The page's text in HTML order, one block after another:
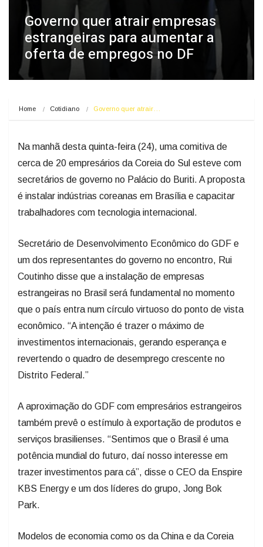
Governo quer atrair empresas
estrangeiras para aumentar a
oferta de empregos no DF
Home Cotidiano Governo quer atrair…
Na manhã desta quinta-feira (24), uma comitiva de
cerca de 20 empresários da Coreia do Sul esteve com
secretários de governo no Palácio do Buriti. A proposta
é instalar indústrias coreanas em Brasília e capacitar
trabalhadores com tecnologia internacional.
Secretário de Desenvolvimento Econômico do GDF e
um dos representantes do governo no encontro, Rui
Coutinho disse que a instalação de empresas
estrangeiras no Brasil será fundamental no momento
que o país entra num círculo virtuoso do ponto de vista
econômico. “A intenção é trazer o máximo de
investimentos internacionais, gerando esperança e
revertendo o quadro de desemprego crescente no
Distrito Federal.”
A aproximação do GDF com empresários estrangeiros
também prevê o estímulo à exportação de produtos e
serviços brasilienses. “Sentimos que o Brasil é uma
potência mundial do futuro, daí nosso interesse em
trazer investimentos para cá”, disse o CEO da Enspire
KBS Energy e um dos líderes do grupo, Jong Bok
Park.
Modelos de economia como os da China e da Coreia